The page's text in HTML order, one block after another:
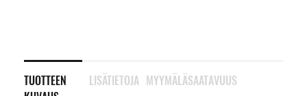
TUOTTEEN
LISÄTIETOJA MYYMÄLÄSAATAVUUS